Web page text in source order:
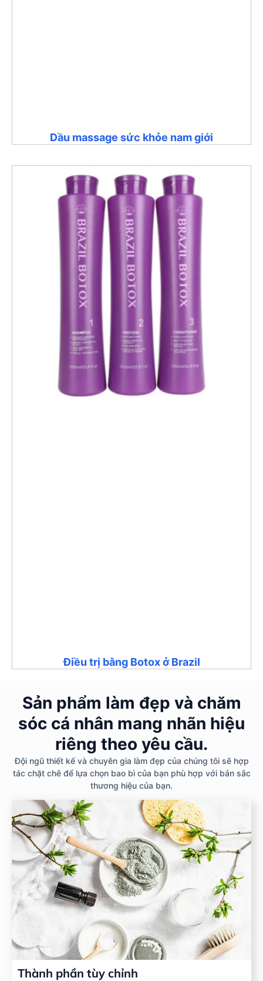
Dầu massage sức khỏe nam giới
Điều trị bằng Botox ở Brazil
Sản phẩm làm đẹp và chăm
sóc cá nhân mang nhãn hiệu
riêng theo yêu cầu.
Đội ngũ thiết kế và chuyên gia làm đẹp của chúng tôi sẽ hợp
tác chặt chẽ để lựa chọn bao bì của bạn phù hợp với bản sắc
thương hiệu của bạn.
Thành phần tùy chỉnh